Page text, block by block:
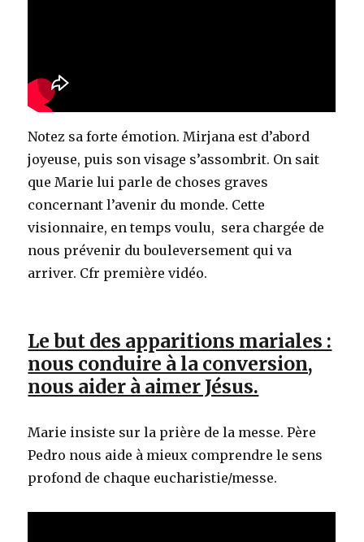
Notez sa forte émotion. Mirjana est d’abord
joyeuse, puis son visage s’assombrit. On sait
que Marie lui parle de choses graves
concernant l’avenir du monde. Cette
visionnaire, en temps voulu, sera chargée de
nous prévenir du bouleversement qui va
arriver. Cfr première vidéo.
Le but des apparitions mariales :
nous conduire à la conversion,
nous aider à aimer Jésus.
Marie insiste sur la prière de la messe. Père
Pedro nous aide à mieux comprendre le sens
profond de chaque eucharistie/messe.